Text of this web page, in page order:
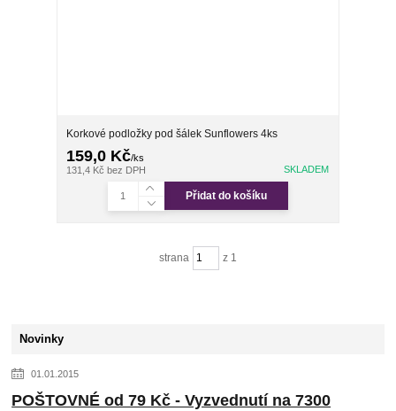
Korkové podložky pod šálek Sunflowers 4ks
159,0 Kč/ks
131,4 Kčbez DPH SKLADEM
Přidat do košíku
strana z 1
Novinky
01.01.2015
POŠTOVNÉ od 79 Kč - Vyzvednutí na 7300